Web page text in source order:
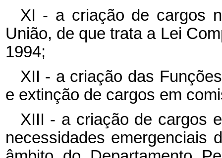
XI - a criação de cargos
União, de que trata a Lei
1994;
XII - a criação das
e extinção de cargos em
XIII - a criação de cargos
necessidades emergenciais